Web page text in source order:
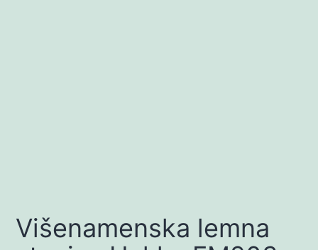
Višenamenska lemna